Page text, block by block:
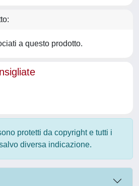
a questo prodotto.
protetti da copyright e tutti i
diversa indicazione.